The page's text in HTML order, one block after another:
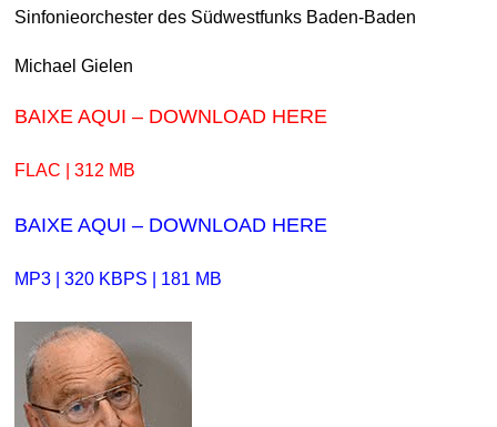
Sinfonieorchester des Südwestfunks Baden-Baden
Michael Gielen
BAIXE AQUI – DOWNLOAD HERE
FLAC | 312 MB
BAIXE AQUI – DOWNLOAD HERE
MP3 | 320 KBPS | 181 MB